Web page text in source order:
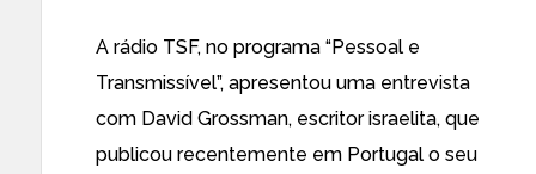
A rádio TSF, no programa “Pessoal e
Transmissível”, apresentou uma entrevista
com David Grossman, escritor israelita, que
publicou recentemente em Portugal o seu